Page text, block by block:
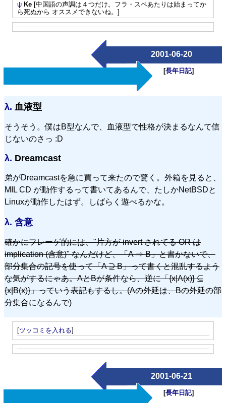
ψ Ke[中国語の声調は４つだけ。フラ・スペあたりは始まってか
ら死ぬから オススメできないね。]
2001-06-20
[長年日記]
λ. 血液型
そうそう。僕はB型なんで、血液型で性格が決まるなんて信
じないのさっ :D
λ. Dreamcast
弟がDreamcastを急に買って来たので驚く。外箱を見ると、
MIL CD が動作するって書いてあるんで、たしかNetBSDと
Linuxが動作したはず。しばらく遊べるかな。
λ. 含意
確かにフレーゲ的には、 片方が invert されてる OR は
implication (含意) なんだけど、「A ⇒ B」と書かないで、
部分集合の記号を使って「A ⊇ B」って書くと混乱するよう
な気がするにゃあ。AとBが条件なら、逆に「{x|A(x)} ⊆
{x|B(x)}」っていう表記もするし。(Aの外延は、Bの外延の部
分集合になるんで)
[ツッコミを入れる]
2001-06-21
[長年日記]